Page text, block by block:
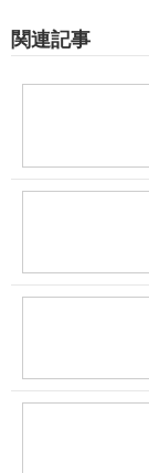
関連記事